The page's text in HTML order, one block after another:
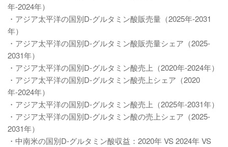
年-2024年）
・アジア太平洋の国別D-グルタミン酸販売量（2025年-2031
年）
・アジア太平洋の国別D-グルタミン酸販売量シェア（2025-
2031年）
・アジア太平洋の国別D-グルタミン酸売上（2020年-2024年）
・アジア太平洋の国別D-グルタミン酸売上シェア（2020
年-2024年）
・アジア太平洋の国別D-グルタミン酸売上（2025年-2031年）
・アジア太平洋の国別D-グルタミン酸の売上シェア（2025-
2031年）
・中南米の国別D-グルタミン酸収益：2020年 VS 2024年 VS